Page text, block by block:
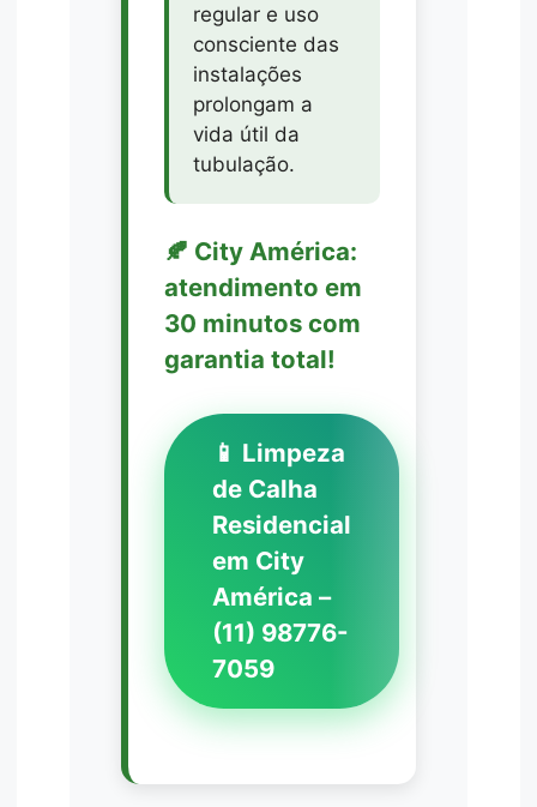
regular e uso
consciente das
instalações
prolongam a
vida útil da
tubulação.
🍂 City América:
atendimento em
30 minutos com
garantia total!
📱 Limpeza
de Calha
Residencial
em City
América –
(11) 98776-
7059